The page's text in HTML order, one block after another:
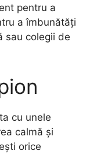
pentru a
a îmbunătăți
sau colegii de
cu unele
calmă și
orice